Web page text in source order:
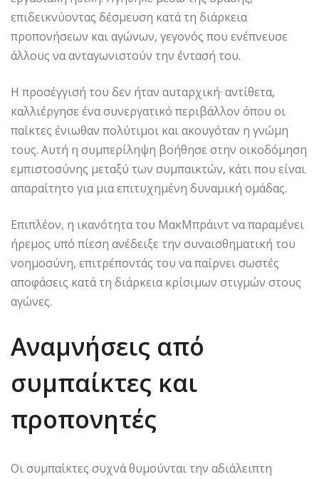
επιδεικνύοντας δέσμευση κατά τη διάρκεια
προπονήσεων και αγώνων, γεγονός που ενέπνευσε
άλλους να ανταγωνιστούν την έντασή του.
Η προσέγγισή του δεν ήταν αυταρχική· αντίθετα,
καλλιέργησε ένα συνεργατικό περιβάλλον όπου οι
παίκτες ένιωθαν πολύτιμοι και ακουγόταν η γνώμη
τους. Αυτή η συμπερίληψη βοήθησε στην οικοδόμηση
εμπιστοσύνης μεταξύ των συμπαικτών, κάτι που είναι
απαραίτητο για μια επιτυχημένη δυναμική ομάδας.
Επιπλέον, η ικανότητα του ΜακΜπράιντ να παραμένει
ήρεμος υπό πίεση ανέδειξε την συναισθηματική του
νοημοσύνη, επιτρέποντάς του να παίρνει σωστές
αποφάσεις κατά τη διάρκεια κρίσιμων στιγμών στους
αγώνες.
Αναμνήσεις από
συμπαίκτες και
προπονητές
Οι συμπαίκτες συχνά θυμούνται την αδιάλειπτη